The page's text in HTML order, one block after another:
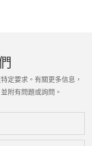
定要求。有關更多信息，
附有問題或詢問。